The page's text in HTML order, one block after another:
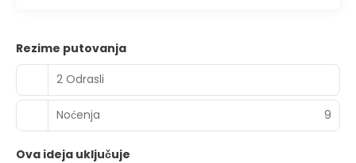
Rezime putovanja
2 Odrasli
Noćenja 9
Ova ideja uključuje